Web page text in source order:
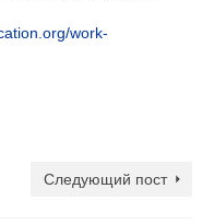
work-
Следующий пост